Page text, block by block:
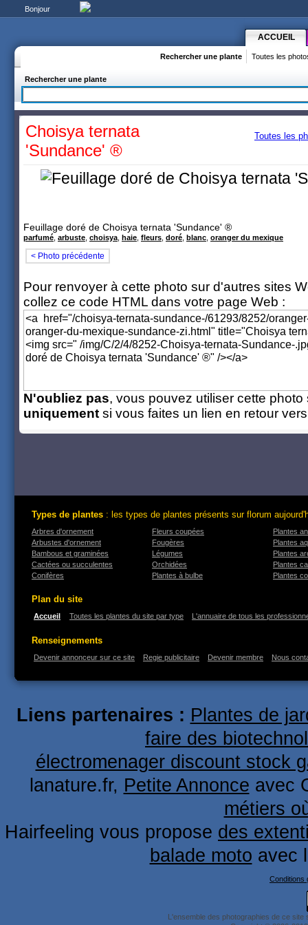
Bonjour
ACCUEIL
Rechercher une plante Toutes les
Rechercher une plante
Choisya ternata
'Sundance' ®
Toutes les
Feuillage doré de Choisya ternata 'Sundance' ®
parfumé arbuste choisya haie fleurs doré blanc oranger du mexique
< Photo précédente
Pour renvoyer à cette photo sur d'autres sites
collez ce code HTML dans votre page Web :
N'oubliez pas, vous pouvez utiliser cette photo
uniquement si vous faites un lien en retour
Types de plantes : les types de plantes présents sur florum
Arbres d'ornement
Arbustes d'ornement
Bambous et graminées
Cactées ou succulentes
Conifères
Fleurs coupées
Fougères
Légumes
Orchidées
Plantes à bulbe
Plantes
Plantes
Plantes
Plantes
Plantes
Plan du site
Accueil Toutes les plantes du site par type L'annuaire de tous les
Renseignements
Devenir annonceur sur ce site Regie publicitaire Devenir membre Nous
Liens partenaires : Plantes de
faire des
électromenager discount stock
lanature.fr, Petite Annonce avec
métiers
Hairfeeling vous propose des
balade moto avec
Conditions
L'ensemble des photographies de ce